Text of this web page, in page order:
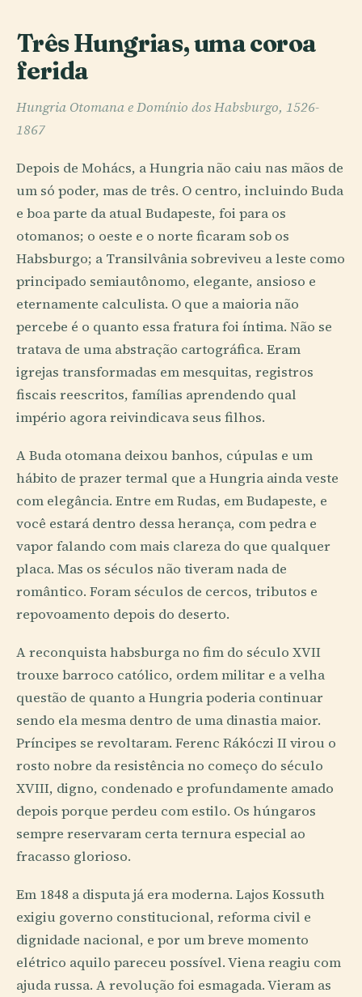
Três Hungrias, uma coroa
ferida
Hungria Otomana e Domínio dos Habsburgo, 1526-
1867
Depois de Mohács, a Hungria não caiu nas mãos de
um só poder, mas de três. O centro, incluindo Buda
e boa parte da atual Budapeste, foi para os
otomanos; o oeste e o norte ficaram sob os
Habsburgo; a Transilvânia sobreviveu a leste como
principado semiautônomo, elegante, ansioso e
eternamente calculista. O que a maioria não
percebe é o quanto essa fratura foi íntima. Não se
tratava de uma abstração cartográfica. Eram
igrejas transformadas em mesquitas, registros
fiscais reescritos, famílias aprendendo qual
império agora reivindicava seus filhos.
A Buda otomana deixou banhos, cúpulas e um
hábito de prazer termal que a Hungria ainda veste
com elegância. Entre em Rudas, em Budapeste, e
você estará dentro dessa herança, com pedra e
vapor falando com mais clareza do que qualquer
placa. Mas os séculos não tiveram nada de
romântico. Foram séculos de cercos, tributos e
repovoamento depois do deserto.
A reconquista habsburga no fim do século XVII
trouxe barroco católico, ordem militar e a velha
questão de quanto a Hungria poderia continuar
sendo ela mesma dentro de uma dinastia maior.
Príncipes se revoltaram. Ferenc Rákóczi II virou o
rosto nobre da resistência no começo do século
XVIII, digno, condenado e profundamente amado
depois porque perdeu com estilo. Os húngaros
sempre reservaram certa ternura especial ao
fracasso glorioso.
Em 1848 a disputa já era moderna. Lajos Kossuth
exigiu governo constitucional, reforma civil e
dignidade nacional, e por um breve momento
elétrico aquilo pareceu possível. Viena reagiu com
ajuda russa. A revolução foi esmagada. Vieram as